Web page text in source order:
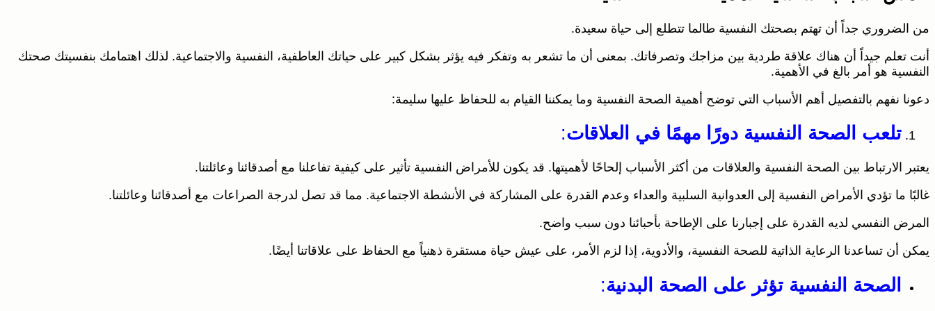
من الضروري جداً أن تهتم بصحتك النفسية طالما تتطلع إلى حياة سعيدة.
أنت تعلم جيداً أن هناك علاقة طردية بين مزاجك وتصرفاتك. بمعنى أن ما تشعر به وتفكر فيه يؤثر بشكل كبير على حياتك العاطفية، النفسية والاجتماعية. لذلك اهتمامك بنفسيتك صحتك
النفسية هو أمر بالغ في الأهمية.
دعونا نفهم بالتفصيل أهم الأسباب التي توضح أهمية الصحة النفسية وما يمكننا القيام به للحفاظ عليها سليمة:
تلعب الصحة النفسية دورًا مهمًا في العلاقات:
يعتبر الارتباط بين الصحة النفسية والعلاقات من أكثر الأسباب إلحاحًا لأهميتها. قد يكون للأمراض النفسية تأثير على كيفية تفاعلنا مع أصدقائنا وعائلتنا.
غالبًا ما تؤدي الأمراض النفسية إلى العدوانية السلبية والعداء وعدم القدرة على المشاركة في الأنشطة الاجتماعية. مما قد تصل لدرجة الصراعات مع أصدقائنا وعائلتنا.
المرض النفسي لديه القدرة على إجبارنا على الإطاحة بأحبائنا دون سبب واضح.
يمكن أن تساعدنا الرعاية الذاتية للصحة النفسية، والأدوية، إذا لزم الأمر، على عيش حياة مستقرة ذهنياً مع الحفاظ على علاقاتنا أيضًا.
الصحة النفسية تؤثر على الصحة البدنية: